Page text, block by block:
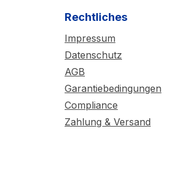
Rechtliches
Impressum
Datenschutz
AGB
Garantiebedingungen
Compliance
Zahlung & Versand